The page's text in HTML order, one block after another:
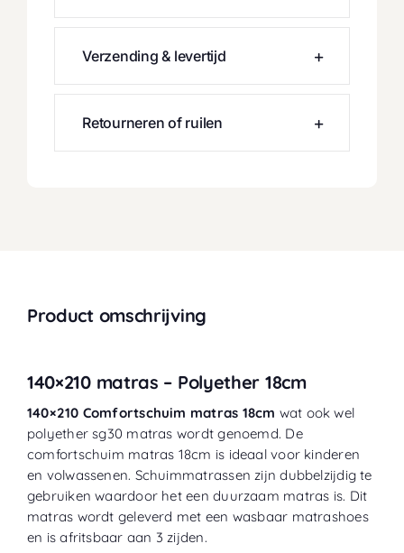
Verzending & levertijd
Retourneren of ruilen
Product omschrijving
140×210 matras – Polyether 18cm
140×210 Comfortschuim matras 18cm wat ook wel
polyether sg30 matras wordt genoemd. De
comfortschuim matras 18cm is ideaal voor kinderen
en volwassenen. Schuimmatrassen zijn dubbelzijdig te
gebruiken waardoor het een duurzaam matras is. Dit
matras wordt geleverd met een wasbaar matrashoes
en is afritsbaar aan 3 zijden.